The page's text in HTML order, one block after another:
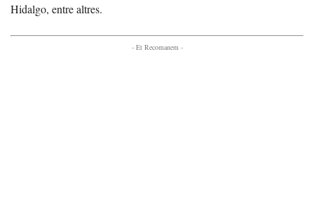
Hidalgo, entre altres.
- Et Recomanem -